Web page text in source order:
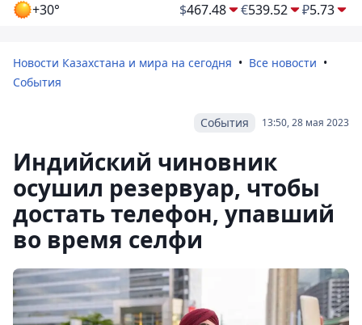
+30° $467.48 €539.52 ₽5.73
Новости Казахстана и мира на сегодня
Все новости
События
13:50, 28 мая 2023
События
Индийский чиновник
осушил резервуар, чтобы
достать телефон, упавший
во время селфи